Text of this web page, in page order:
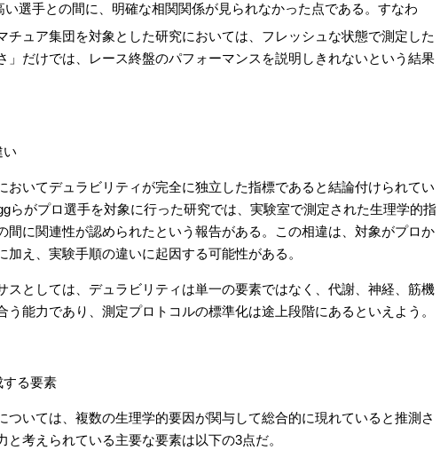
い選手との間に、明確な相関関係が見られなかった点である。すなわ
チュア集団を対象とした研究においては、フレッシュな状態で測定した
」だけでは、レース終盤のパフォーマンスを説明しきれないという結果
い
おいてデュラビリティが完全に独立した指標であると結論付けられてい
らがプロ選手を対象に行った研究では、実験室で測定された生理学的指
間に関連性が認められたという報告がある。この相違は、対象がプロか
加え、実験手順の違いに起因する可能性がある。
スとしては、デュラビリティは単一の要素ではなく、代謝、神経、筋機
う能力であり、測定プロトコルの標準化は途上段階にあるといえよう。
る要素
ついては、複数の生理学的要因が関与して総合的に現れていると推測さ
と考えられている主要な要素は以下の3点だ。